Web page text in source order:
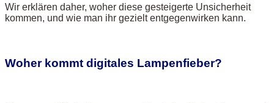
Wir erklären daher, woher diese gesteigerte Unsicherheit
kommen, und wie man ihr gezielt entgegenwirken kann.
Woher kommt digitales Lampenfieber?